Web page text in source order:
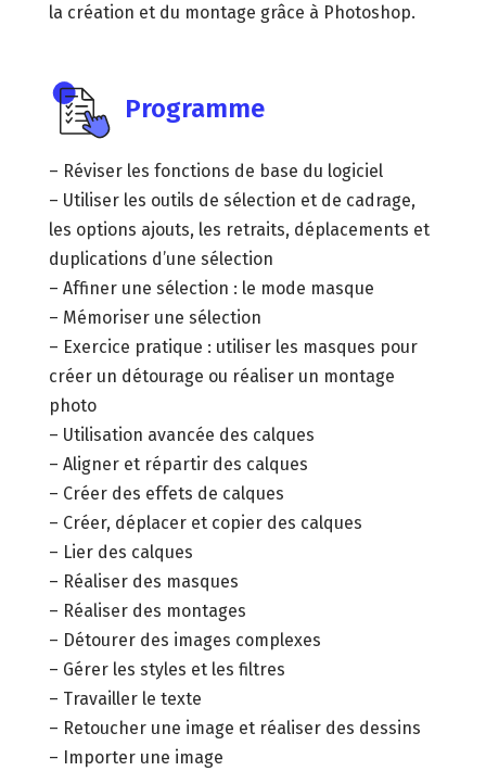
la création et du montage grâce à Photoshop.
Programme
– Réviser les fonctions de base du logiciel
– Utiliser les outils de sélection et de cadrage,
les options ajouts, les retraits, déplacements et
duplications d’une sélection
– Affiner une sélection : le mode masque
– Mémoriser une sélection
– Exercice pratique : utiliser les masques pour
créer un détourage ou réaliser un montage
photo
– Utilisation avancée des calques
– Aligner et répartir des calques
– Créer des effets de calques
– Créer, déplacer et copier des calques
– Lier des calques
– Réaliser des masques
– Réaliser des montages
– Détourer des images complexes
– Gérer les styles et les filtres
– Travailler le texte
– Retoucher une image et réaliser des dessins
– Importer une image